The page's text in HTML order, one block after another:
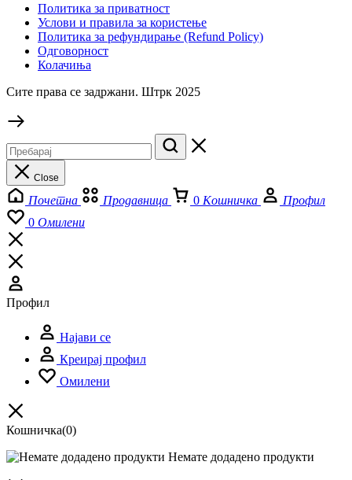
Политика за приватност
Услови и правила за користење
Политика за рефундирање (Refund Policy)
Одговорност
Колачиња
Сите права се задржани. Штрк 2025
Close
Почетна Продавница 0 Кошничка
Профил
0 Омилени
Профил
Најави се
Креирај профил
Омилени
Кошничка(0)
Немате додадено продукти